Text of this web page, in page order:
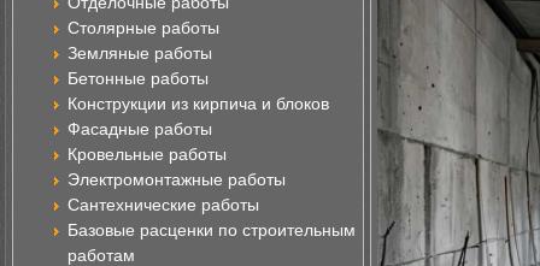
Столярные работы
Земляные работы
Бетонные работы
Конструкции из кирпича и блоков
Фасадные работы
Кровельные работы
Электромонтажные работы
Сантехнические работы
Базовые расценки по строительным
работам